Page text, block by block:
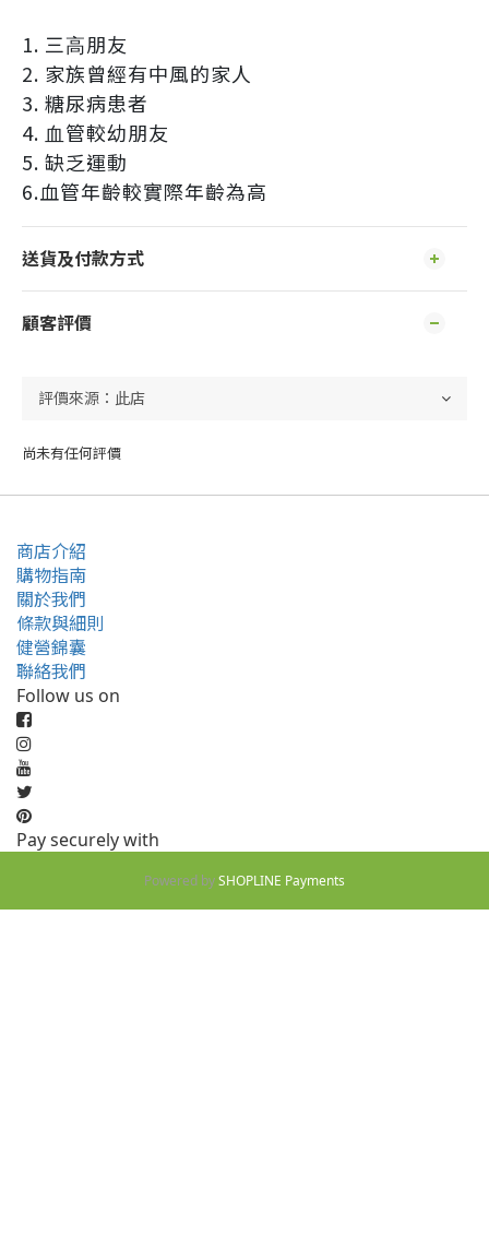
1. 三⾼朋友
2. 家族曾經有中風的家人
3. 糖尿病患者
4. ⾎管較幼朋友
5. 缺乏運動
6.血管年齡較實際年齡為高
送貨及付款方式
顧客評價
尚未有任何評價
商店介紹
購物指南
關於我們
條款與細則
健營錦囊
聯絡我們
Follow us on
Pay securely with
Powered bySHOPLINE Payments